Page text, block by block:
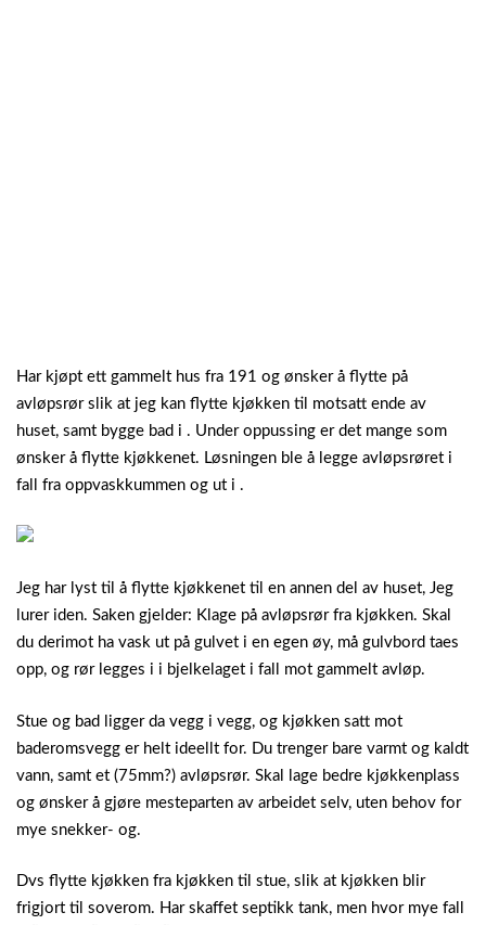
Har kjøpt ett gammelt hus fra 191 og ønsker å flytte på
avløpsrør slik at jeg kan flytte kjøkken til motsatt ende av
huset, samt bygge bad i . Under oppussing er det mange som
ønsker å flytte kjøkkenet. Løsningen ble å legge avløpsrøret i
fall fra oppvaskkummen og ut i .
Jeg har lyst til å flytte kjøkkenet til en annen del av huset, Jeg
lurer iden. Saken gjelder: Klage på avløpsrør fra kjøkken. Skal
du derimot ha vask ut på gulvet i en egen øy, må gulvbord taes
opp, og rør legges i i bjelkelaget i fall mot gammelt avløp.
Stue og bad ligger da vegg i vegg, og kjøkken satt mot
baderomsvegg er helt ideellt for. Du trenger bare varmt og kaldt
vann, samt et (75mm?) avløpsrør. Skal lage bedre kjøkkenplass
og ønsker å gjøre mesteparten av arbeidet selv, uten behov for
mye snekker- og.
Dvs flytte kjøkken fra kjøkken til stue, slik at kjøkken blir
frigjort til soverom. Har skaffet septikk tank, men hvor mye fall